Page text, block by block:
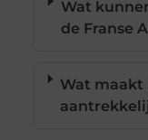
Wat
de Franse
Wat maakt